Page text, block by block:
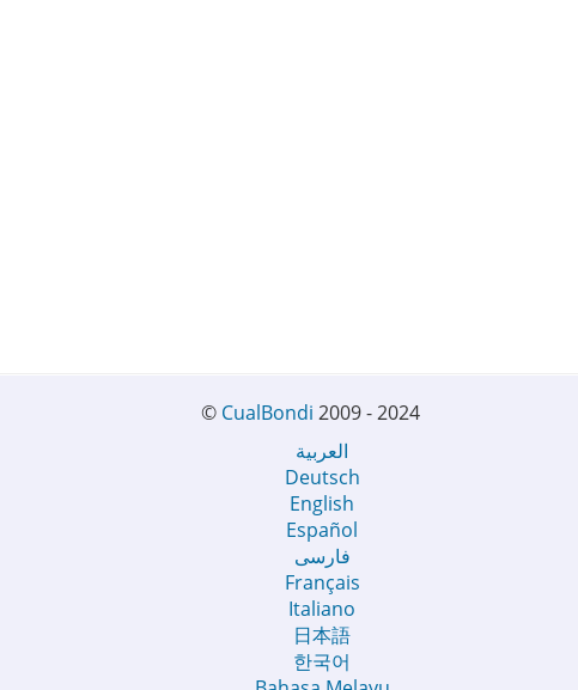
© CualBondi 2009 - 2024
العربية
Deutsch
English
Español
فارسی
Français
Italiano
日本語
한국어